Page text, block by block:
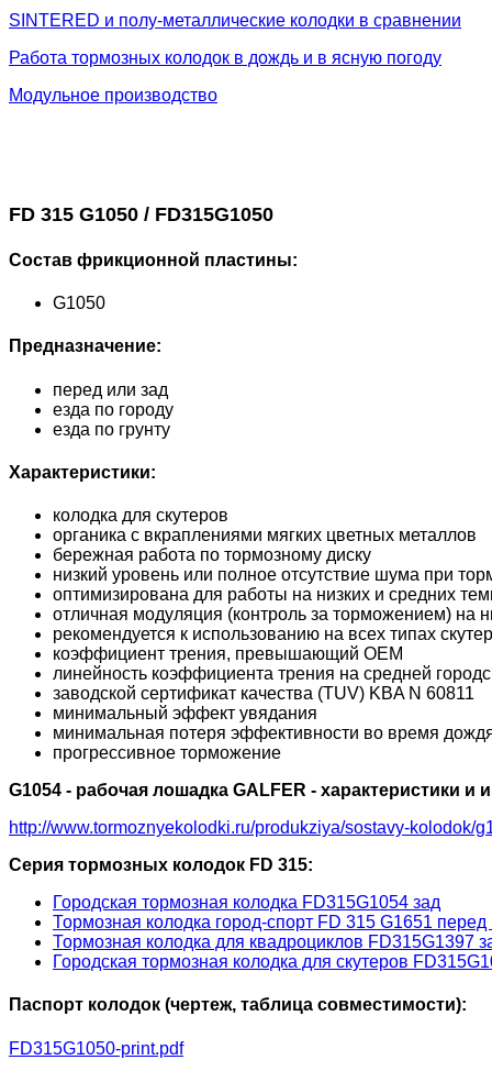
SINTERED и полу-металлические колодки в сравнении
Работа тормозных колодок в дождь и в ясную погоду
Модульное производство
FD 315 G1050 / FD315G1050
Состав фрикционной пластины:
G1050
Предназначение:
перед или зад
езда по городу
езда по грунту
Характеристики:
колодка для скутеров
органика с вкраплениями мягких цветных металлов
бережная работа по тормозному диску
низкий уровень или полное отсутствие шума при
оптимизирована для работы на низких и средних
отличная модуляция (контроль за торможением) на
рекомендуется к использованию на всех типах
коэффициент трения, превышающий OEM
линейность коэффициента трения на средней
заводской сертификат качества (TUV) KBA N 60811
минимальный эффект увядания
минимальная потеря эффективности во время
прогрессивное торможение
G1054 - рабочая лошадка GALFER - характеристики
http://www.tormoznyekolodki.ru/produkziya/sostavy-kolodok/
Серия тормозных колодок FD 315:
Городская тормозная колодка FD315G1054 зад
Тормозная колодка город-спорт FD 315 G1651 перед
Тормозная колодка для квадроциклов FD315G1397
Городская тормозная колодка для скутеров
Паспорт колодок (чертеж, таблица совместимости):
FD315G1050-print.pdf